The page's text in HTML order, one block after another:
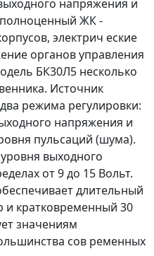
напряжения и
полноценный ЖК -
электрич еские
органов управления
БК30Л5 несколько
Источник
режима регулировки:
напряжения и
пульсаций (шума).
выходного
от 9 до 15 Вольт.
длительный
и кратковременный 30
значениям
сов ременных